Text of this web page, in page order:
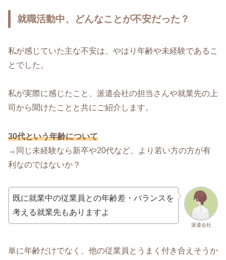
就職活動中、どんなことが不安だった？
私が感じていた主な不安は、やはり年齢や未経験であるこ
とでした。
私が実際に感じたこと、派遣会社の担当さんや就業先の上
司から聞けたことと共にご紹介します。
30代という年齢について
→同じ未経験なら新卒や20代など、より若い方の方が有
利なのではないか？
派遣会社
既に就業中の従業員との年齢差・バランスを
考える就業先もありますよ
単に年齢だけでなく、他の従業員とうまく付き合えそうか